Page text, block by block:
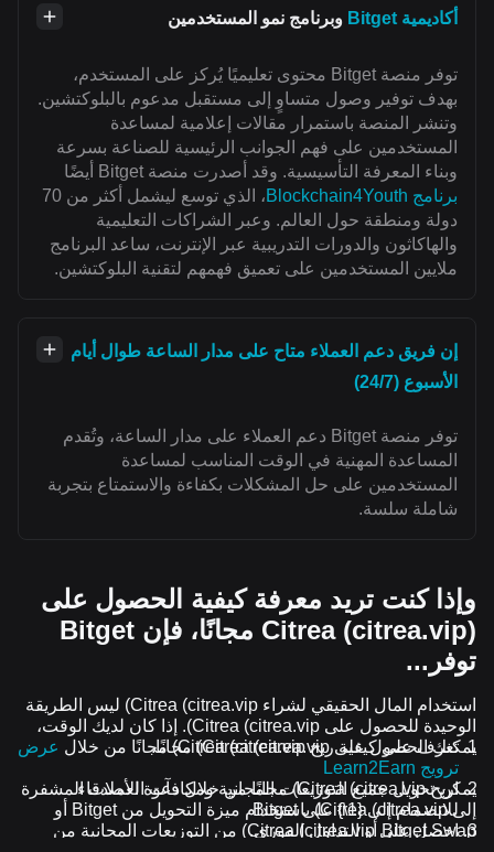
أكاديمية Bitget وبرنامج نمو المستخدمين
توفر منصة Bitget محتوى تعليميًا يُركز على المستخدم،
بهدف توفير وصول متساوٍ إلى مستقبل مدعوم بالبلوكتشين.
وتنشر المنصة باستمرار مقالات إعلامية لمساعدة
المستخدمين على فهم الجوانب الرئيسية للصناعة بسرعة
وبناء المعرفة التأسيسية. وقد أصدرت منصة Bitget أيضًا
برنامج Blockchain4Youth
، الذي توسع ليشمل أكثر من 70
دولة ومنطقة حول العالم. وعبر الشراكات التعليمية
والهاكاثون والدورات التدريبية عبر الإنترنت، ساعد البرنامج
ملايين المستخدمين على تعميق فهمهم لتقنية البلوكتشين.
إن فريق دعم العملاء متاح على مدار الساعة طوال أيام
الأسبوع (24/7)
توفر منصة Bitget دعم العملاء على مدار الساعة، وتُقدم
المساعدة المهنية في الوقت المناسب لمساعدة
المستخدمين على حل المشكلات بكفاءة والاستمتاع بتجربة
شاملة سلسة.
وإذا كنت تريد معرفة كيفية الحصول على
Citrea (citrea.vip) مجانًا، فإن Bitget
توفر...
استخدام المال الحقيقي لشراء Citrea (citrea.vip) ليس الطريقة
الوحيدة للحصول على Citrea (citrea.vip). إذا كان لديك الوقت،
يمكنك الحصول على Citrea (citrea.vip) مجانًا.
تعرف على كيفية ربح Citrea (citrea.vip) مجانًا من خلال
عرض
ترويج Learn2Earn
اربح Citrea (citrea.vip) مجانًا من خلال دعوة الأصدقاء
للانضمام إلى {1\} على Bitget
احصل على Citrea (citrea.vip) من التوزيعات المجانية من
يمكن تحويل جميع التوزيعات المجانية ومكافآت العملات المشفرة
إلى Citrea (citrea.vip) باستخدام ميزة التحويل من Bitget أو
Bitget Swap أو التداول الفوري.